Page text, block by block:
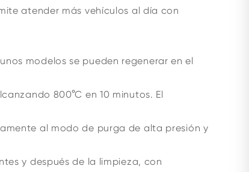
atender más vehículos al día con
modelos se pueden regenerar en el
800°C en 10 minutos. El
al modo de purga de alta presión y
y después de la limpieza, con